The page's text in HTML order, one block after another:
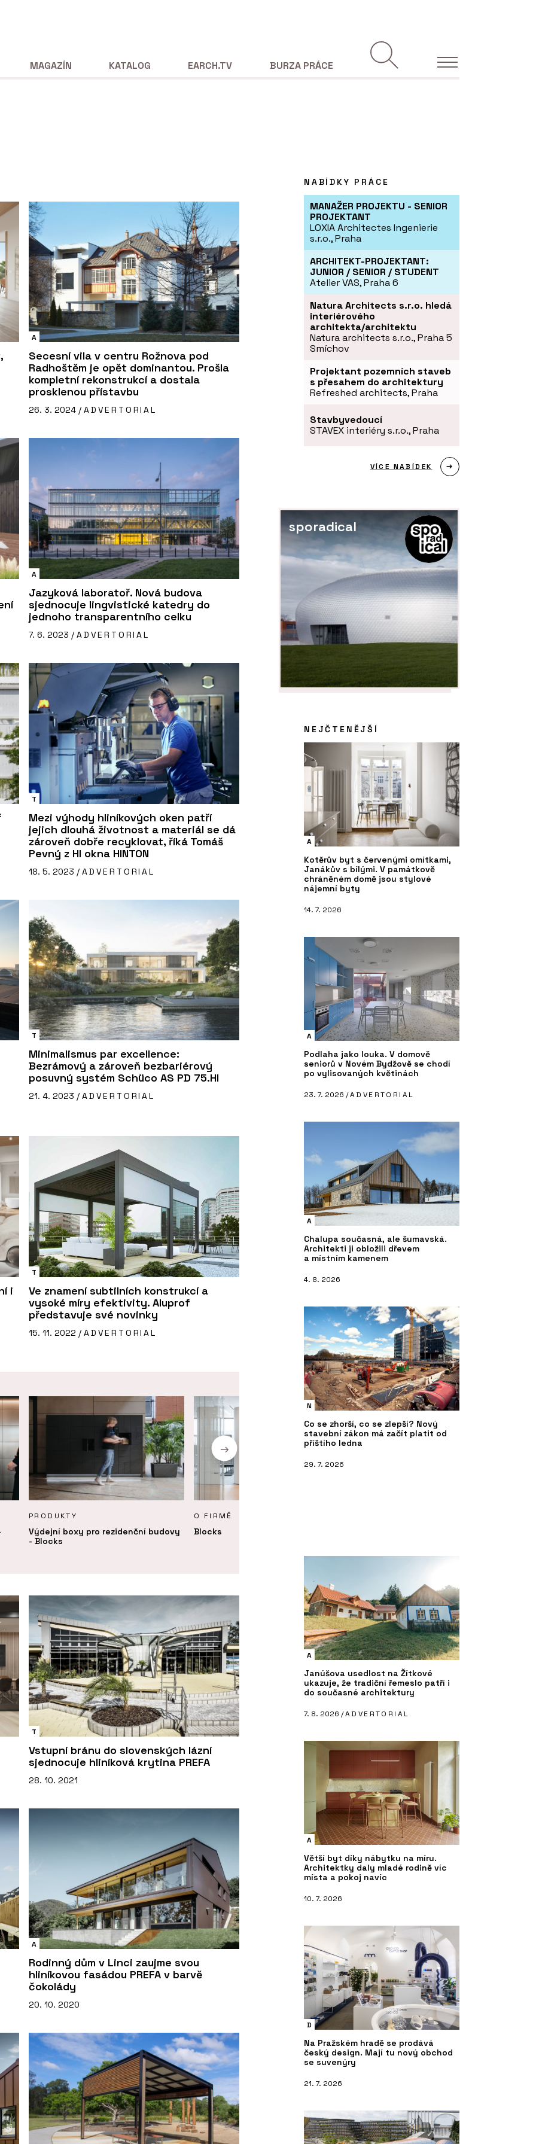
MAGAZÍN KATALOG EARCH.TV BURZA PRÁCE
A
Secesní vila v centru Rožnova pod
Radhoštěm je opět dominantou. Prošla
kompletní rekonstrukcí a dostala
prosklenou přístavbu
26. 3. 2024 / ADVERTORIAL
A
Jazyková laboratoř. Nová budova
sjednocuje lingvistické katedry do
jednoho transparentního celku
7. 6. 2023 / ADVERTORIAL
T
Mezi výhody hliníkových oken patří
jejich dlouhá životnost a materiál se dá
zároveň dobře recyklovat, říká Tomáš
Pevný z HI okna HINTON
18. 5. 2023 / ADVERTORIAL
T
Minimalismus par excellence:
Bezrámový a zároveň bezbariérový
posuvný systém Schüco AS PD 75.HI
21. 4. 2023 / ADVERTORIAL
i
T
Ve znamení subtilních konstrukcí a
vysoké míry efektivity. Aluprof
představuje své novinky
15. 11. 2022 / ADVERTORIAL
PRODUKTY
Výdejní boxy pro rezidenční budovy
- Blocks
O FIRMĚ
Blocks
T
Vstupní bránu do slovenských lázní
sjednocuje hliníková krytina PREFA
28. 10. 2021
A
Rodinný dům v Linci zaujme svou
hliníkovou fasádou PREFA v barvě
čokolády
20. 10. 2020
NABÍDKY PRÁCE
MANAŽER PROJEKTU - SENIOR
PROJEKTANT
LOXIA Architectes Ingenierie
s.r.o., Praha
ARCHITEKT-PROJEKTANT:
JUNIOR / SENIOR / STUDENT
Atelier VAS, Praha 6
Natura Architects s.r.o. hledá
interiérového
architekta/architektu
Natura architects s.r.o., Praha 5
Smíchov
Projektant pozemních staveb
s přesahem do architektury
Refreshed architects, Praha
Stavbyvedoucí
STAVEX interiéry s.r.o., Praha
VÍCE NABÍDEK
sporadical
NEJČTENĚJŠÍ
A
Kotěrův byt s červenými omítkami,
Janákův s bílými. V památkově
chráněném domě jsou stylové
nájemní byty
14. 7. 2026
A
Podlaha jako louka. V domově
seniorů v Novém Bydžově se chodí
po vylisovaných květinách
23. 7. 2026 /ADVERTORIAL
A
Chalupa současná, ale šumavská.
Architekti ji obložili dřevem
a místním kamenem
4. 8. 2026
N
Co se zhorší, co se zlepší? Nový
stavební zákon má začít platit od
příštího ledna
29. 7. 2026
A
Janúšova usedlost na Žítkové
ukazuje, že tradiční řemeslo patří i
do současné architektury
7. 8. 2026 /ADVERTORIAL
A
Větší byt díky nábytku na míru.
Architektky daly mladé rodině víc
místa a pokoj navíc
10. 7. 2026
D
Na Pražském hradě se prodává
český design. Mají tu nový obchod
se suvenýry
21. 7. 2026